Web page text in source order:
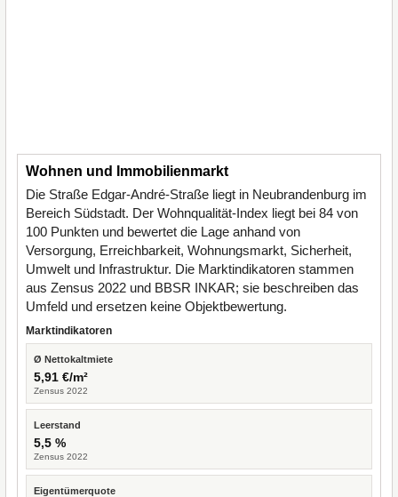
Wohnen und Immobilienmarkt
Die Straße Edgar-André-Straße liegt in Neubrandenburg im
Bereich Südstadt. Der Wohnqualität-Index liegt bei 84 von
100 Punkten und bewertet die Lage anhand von
Versorgung, Erreichbarkeit, Wohnungsmarkt, Sicherheit,
Umwelt und Infrastruktur. Die Marktindikatoren stammen
aus Zensus 2022 und BBSR INKAR; sie beschreiben das
Umfeld und ersetzen keine Objektbewertung.
Marktindikatoren
Ø Nettokaltmiete
5,91 €/m²
Zensus 2022
Leerstand
5,5 %
Zensus 2022
Eigentümerquote